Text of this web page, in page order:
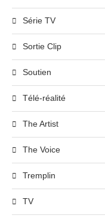
Série TV
Sortie Clip
Soutien
Télé-réalité
The Artist
The Voice
Tremplin
TV